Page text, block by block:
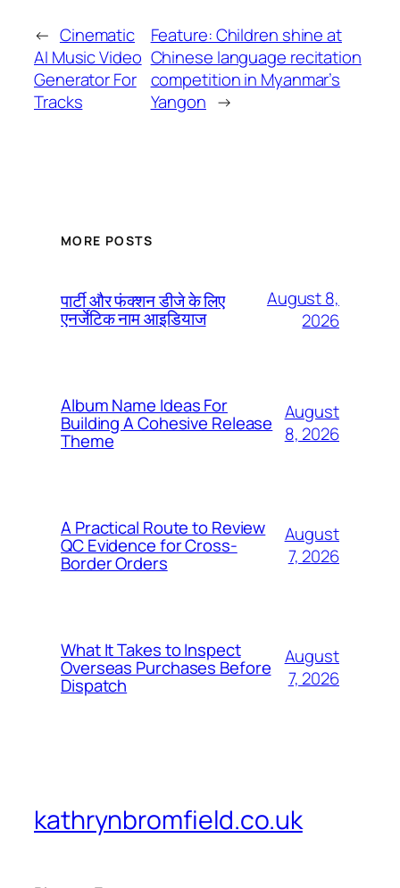
← Cinematic
AI Music Video
Generator For
Tracks
Feature: Children shine at
Chinese language recitation
competition in Myanmar’s
Yangon →
MORE POSTS
पार्टी और फंक्शन डीजे के लिए
एनर्जेटिक नाम आइडियाज
August 8,
2026
Album Name Ideas For
Building A Cohesive Release
Theme
August
8, 2026
A Practical Route to Review
QC Evidence for Cross-
Border Orders
August
7, 2026
What It Takes to Inspect
Overseas Purchases Before
Dispatch
August
7, 2026
kathrynbromfield.co.uk